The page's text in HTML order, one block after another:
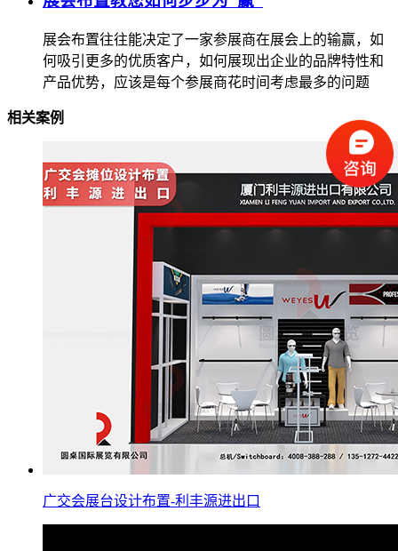
展会布置往往能决定了一家参展商在展会上的输赢，如
何吸引更多的优质客户，如何展现出企业的品牌特性和
产品优势，应该是每个参展商花时间考虑最多的问题
相关案例
广交会展台设计布置-利丰源进出口